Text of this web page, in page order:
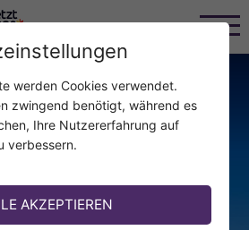
werden Cookies verwendet.
zwingend benötigt, während es
Ihre Nutzererfahrung auf
verbessern.
AKZEPTIEREN